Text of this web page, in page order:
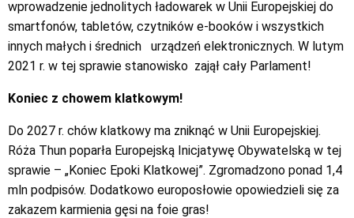
wprowadzenie jednolitych ładowarek w Unii Europejskiej do
smartfonów, tabletów, czytników e-booków i wszystkich
innych małych i średnich
urządzeń elektronicznych. W lutym
2021 r. w tej sprawie stanowisko zajął cały Parlament!
Koniec z chowem klatkowym!
Do 2027 r. chów klatkowy ma zniknąć w Unii Europejskiej.
Róża Thun poparła Europejską Inicjatywę Obywatelską w tej
sprawie – „Koniec Epoki Klatkowej”. Zgromadzono ponad 1,4
mln podpisów. Dodatkowo europosłowie opowiedzieli się za
zakazem karmienia gęsi na foie gras!